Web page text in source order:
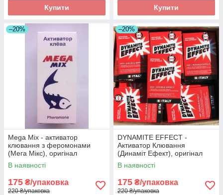
Купити Купити
–20%
Mega Mix - активатор
клювання з феромонами
(Мега Мікс), оригінал
В наявності
175 ₴/упаковка
220 ₴/упаковка
–20%
DYNAMITE EFFECT -
Активатор Клювання
(Динаміт Ефект), оригінал
В наявності
175 ₴/упаковка
220 ₴/упаковка